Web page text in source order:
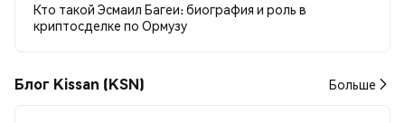
Кто такой Эсмаил Багеи: биография и роль в
криптосделке по Ормузу
Блог Kissan (KSN) Больше